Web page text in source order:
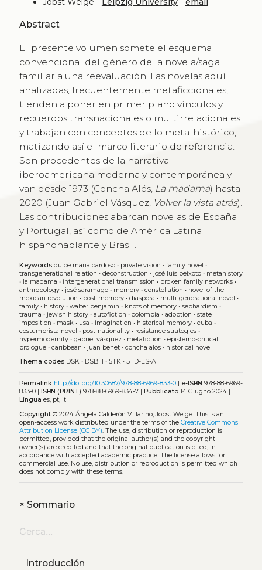
Abstract
El presente volumen somete el esquema
convencional del género de la novela/saga
familiar a una reevaluación. Las novelas aquí
analizadas, frecuentemente metaficcionales,
tienden a poner en primer plano vínculos y
recuerdos transnacionales o multirrelacionales
y trabajan con conceptos de lo meta-histórico,
matizando así el marco literario de referencia.
Son procedentes de la narrativa
iberoamericana moderna y contemporánea y
van desde 1973 (Concha Alós, La madama) hasta
2020 (Juan Gabriel Vásquez, Volver la vista atrás).
Las contribuciones abarcan novelas de España
y Portugal, así como de América Latina
hispanohablante y Brasil.
Keywords dulce maria cardoso• private vision • family novel •
transgenerational relation • deconstruction • josé luís peixoto• metahistory
• la madama • intergenerational transmission • broken family networks•
anthropology• josé saramago• memory• constellation • novel of the
mexican revolution • post-memory• diaspora • multi-generational novel •
family• history• walter benjamin • knots of memory• sephardism •
trauma • jewish history• autofiction • colombia • adoption • state
imposition • mask • usa • imagination • historical memory• cuba •
costumbrista novel • post-nationality• resistance strategies•
hypermodernity• gabriel vásquez• metafiction • epistemo-critical
prologue• caribbean • juan benet• concha alós• historical novel
Thema codes DSK• DSBH • 5TK• 5TD-ES-A
Permalink http://doi.org/10.30687/978-88-6969-833-0| e-ISBN 978-88-6969-
833-0 | ISBN (PRINT) 978-88-6969-834-7 | Pubblicato14 Giugno 2024 |
Lingua es, pt, it
Copyright© 2024 Ángela Calderón Villarino, Jobst Welge. This is an
open-access work distributed under the terms of the Creative Commons
Attribution License (CC BY) . The use, distribution or reproduction is
permitted, provided that the original author(s) and the copyright
owner(s) are credited and that the original publication is cited, in
accordance with accepted academic practice. The license allows for
commercial use. No use, distribution or reproduction is permitted which
does not comply with these terms.
+Sommario
Introducción